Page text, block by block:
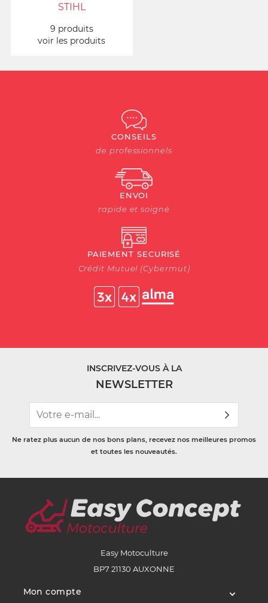
STIHL
9 produits
voir les produits
CONSEILS
de professionnels
ENVOI
rapide et soigné
PAIEMENT SECURISÉ
Crédit Mutuel (Cybermut)
INSCRIVEZ-VOUS À LA
NEWSLETTER
Ne ratez plus aucun de nos bons plans, recevez nos meilleures promos
et toutes les nouveautés.
Easy Motoculture
BP7 21130 AUXONNE
Mon compte